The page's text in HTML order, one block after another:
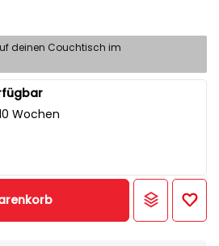
deinen Couchtisch im
Wochen